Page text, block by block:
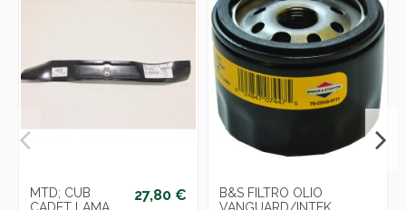
MTD; CUB
CADET LAMA
27,80 €
B&S FILTRO OLIO
VANGUARD/INTEK